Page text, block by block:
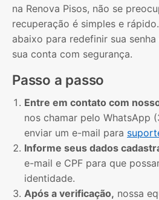
na Renova Pisos, não se
recuperação é simples e
abaixo para redefinir sua
sua conta com segurança.
Passo a passo
Entre em contato com
nos chamar pelo WhatsApp
enviar um e-mail para
Informe seus dados
e-mail e CPF para que
identidade.
Após a verificação, nossa